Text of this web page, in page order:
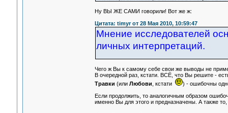
Ну ВЫ ЖЕ САМИ говорили! Вот же ж:
Цитата: timyr от 28 Мая 2010, 10:59:47
Мнение исследователей
личных интерпретаций.
Чего ж Вы к самому себе свои же выводы не
В очередной раз, кстати. ВСЁ, что Вы решите -
Травки (или Любови , кстати
) - ошибочны
Если продолжить, то аналогичным образом
именно Вы для этого и предназначены. А также